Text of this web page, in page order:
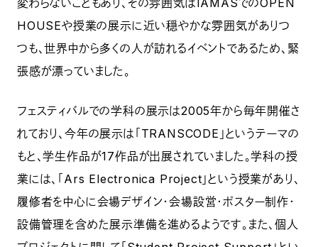
変わらないこともあり、その雰囲気はIAMASでのOPEN
HOUSEや授業の展示に近い穏やかな雰囲気がありつ
つも、世界中から多くの人が訪れるイベントであるため、緊
張感が漂っていました。
フェスティバルでの学科の展示は2005年から毎年開催さ
れており、今年の展示は「TRANSCODE」というテーマの
もと、学生作品が17作品が出展されていました。学科の授
業には、「Ars Electronica Project」という授業があり、
履修者を中心に会場デザイン・会場設営・ポスター制作・
設備管理を含めた展示準備を進めるようです。また、個人